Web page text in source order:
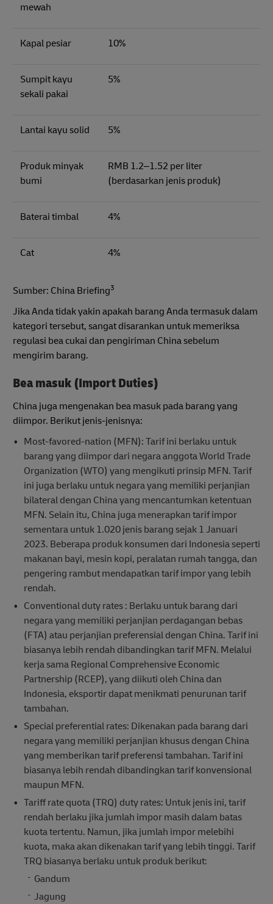
mewah
Kapal pesiar 10%
Sumpit kayu
sekali pakai
5%
Lantai kayu solid 5%
Produk minyak
bumi
RMB 1.2–1.52 per liter
(berdasarkan jenis produk)
Baterai timbal 4%
Cat 4%
Sumber: China Briefing3
Jika Anda tidak yakin apakah barang Anda termasuk dalam
kategori tersebut, sangat disarankan untuk memeriksa
regulasi bea cukai dan pengiriman China sebelum
mengirim barang.
Bea masuk (Import Duties)
China juga mengenakan bea masuk pada barang yang
diimpor. Berikut jenis-jenisnya:
Most-favored-nation (MFN): Tarif ini berlaku untuk
barang yang diimpor dari negara anggota World Trade
Organization (WTO) yang mengikuti prinsip MFN. Tarif
ini juga berlaku untuk negara yang memiliki perjanjian
bilateral dengan China yang mencantumkan ketentuan
MFN. Selain itu, China juga menerapkan tarif impor
sementara untuk 1.020 jenis barang sejak 1 Januari
2023. Beberapa produk konsumen dari Indonesia seperti
makanan bayi, mesin kopi, peralatan rumah tangga, dan
pengering rambut mendapatkan tarif impor yang lebih
rendah.
Conventional duty rates : Berlaku untuk barang dari
negara yang memiliki perjanjian perdagangan bebas
(FTA) atau perjanjian preferensial dengan China. Tarif ini
biasanya lebih rendah dibandingkan tarif MFN. Melalui
kerja sama Regional Comprehensive Economic
Partnership (RCEP), yang diikuti oleh China dan
Indonesia, eksportir dapat menikmati penurunan tarif
tambahan.
Special preferential rates: Dikenakan pada barang dari
negara yang memiliki perjanjian khusus dengan China
yang memberikan tarif preferensi tambahan. Tarif ini
biasanya lebih rendah dibandingkan tarif konvensional
maupun MFN.
Tariff rate quota (TRQ) duty rates: Untuk jenis ini, tarif
rendah berlaku jika jumlah impor masih dalam batas
kuota tertentu. Namun, jika jumlah impor melebihi
kuota, maka akan dikenakan tarif yang lebih tinggi. Tarif
TRQ biasanya berlaku untuk produk berikut:
Gandum
Jagung